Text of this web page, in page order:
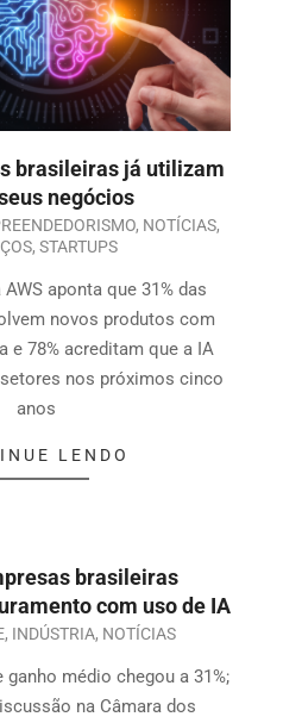
brasileiras já utilizam
negócios
, NOTÍCIAS,
, STARTUPS
aponta que 31% das
novos produtos com
e 78% acreditam que a IA
nos próximos cinco
anos
LENDO
brasileiras
com uso de IA
, INDÚSTRIA, NOTÍCIAS
médio chegou a 31%;
na Câmara dos